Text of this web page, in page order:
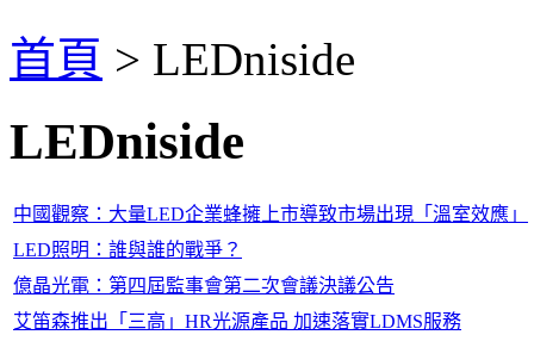
首頁 > LEDniside
LEDniside
中國觀察：大量LED企業蜂擁上市導致市場出現「溫室效應」
LED照明：誰與誰的戰爭？
億晶光電：第四屆監事會第二次會議決議公告
艾笛森推出「三高」HR光源產品 加速落實LDMS服務